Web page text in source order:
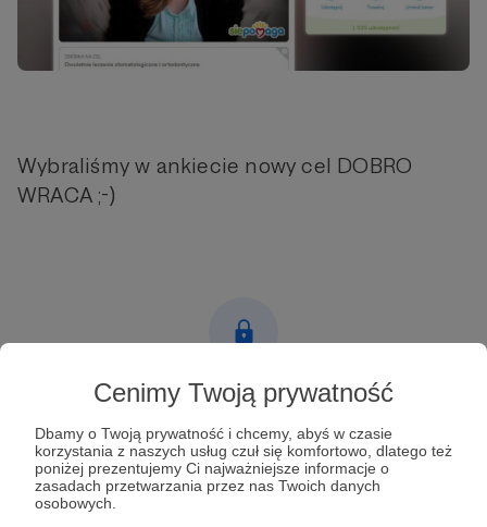
Cenimy Twoją prywatność
Dbamy o Twoją prywatność i chcemy, abyś w czasie
korzystania z naszych usług czuł się komfortowo, dlatego też
poniżej prezentujemy Ci najważniejsze informacje o
zasadach przetwarzania przez nas Twoich danych
osobowych.
Wybraliśmy w ankiecie nowy cel DOBRO
WRACA ;-)
Post dostępny tylko dla Patronów
Aby zobaczyć ten materiał musisz być zalogowany